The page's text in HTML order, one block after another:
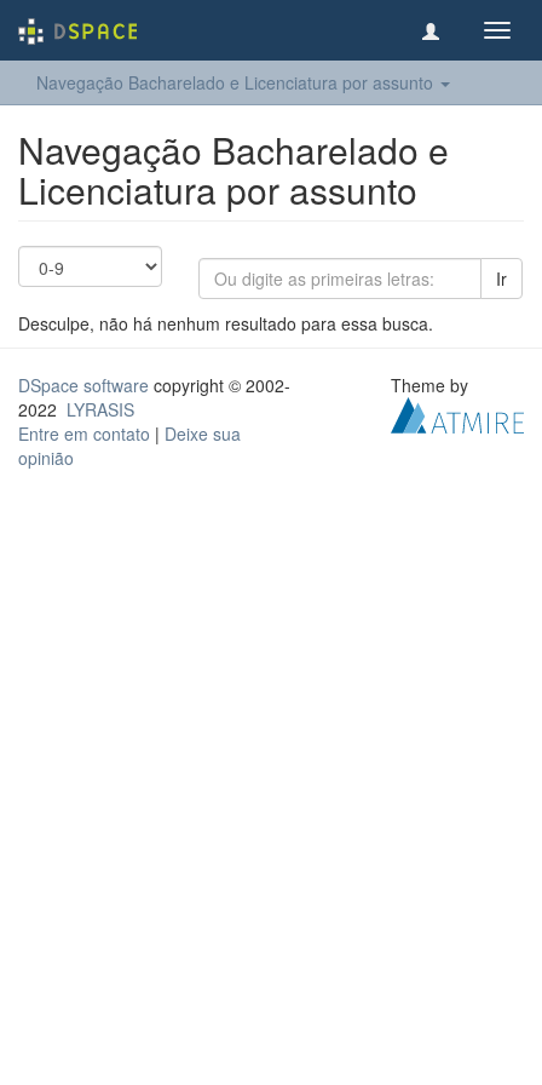
Navegação Bacharelado e Licenciatura por assunto
Navegação Bacharelado e
Licenciatura por assunto
Ir
Desculpe, não há nenhum resultado para essa busca.
DSpace software copyright © 2002-
2022 LYRASIS
Entre em contato | Deixe sua
opinião
Theme by